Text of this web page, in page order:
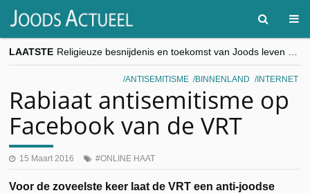
LAATSTE
“Besnijdenisdebat toont hoe moeilijk seculiere Westen minderheden begrijpt”, Jinnih Beels (Vooruit)
CITYTRIP | ROEMENIË – Boekarest: de verrassing van Oost-Europa
ANTISEMITISME BINNENLAND INTERNET
Rabiaat antisemitisme op
Facebook van de VRT
15 Maart 2016 ONLINE HAAT
Voor de zoveelste keer laat de VRT een anti-joodse